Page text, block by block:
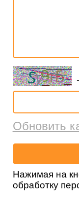
Обновить
Нажимая на
обработку